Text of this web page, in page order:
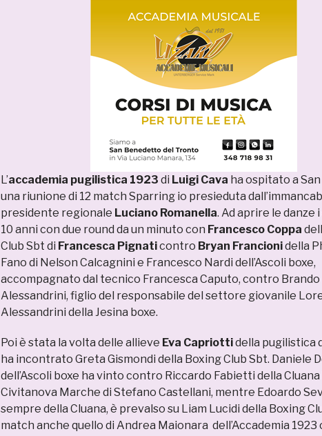
L’accademia pugilistica 1923 di Luigi Cava ha ospitato a
una riunione di 12 match Sparring io presieduta
presidente regionale Luciano Romanella. Ad aprire le danze
10 anni con due round da un minuto con Francesco Coppa
Club Sbt di Francesca Pignaticontro Bryan Francionidella
Fano di Nelson Calcagnini e Francesco Nardi dell’Ascoli boxe,
accompagnato dal tecnico Francesca Caputo, contro Brando
Alessandrini, figlio del responsabile del settore giovanile
Alessandrini della Jesina boxe.
Poi è stata la volta delle allieve Eva Capriottidella pugilistica
ha incontrato Greta Gismondi della Boxing Club Sbt. Daniele
dell’Ascoli boxe ha vinto contro Riccardo Fabietti della Cluana
Civitanova Marche di Stefano Castellani, mentre Edoardo
sempre della Cluana, è prevalso su Liam Lucidi della Boxing
match anche quello di Andrea Maionara dell’Accademia